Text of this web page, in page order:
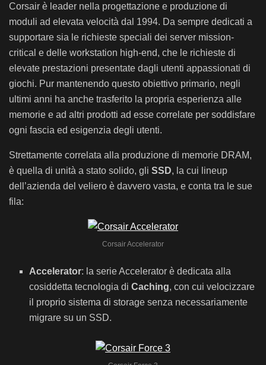
Corsair è leader nella progettazione e produzione di
moduli ad elevata velocità dal 1994. Da sempre dedicati a
supportare sia le richieste speciali dei server mission-
critical e delle workstation high-end, che le richieste di
elevate prestazioni presentate dagli utenti appassionati di
giochi. Pur mantenendo questo obiettivo primario, negli
ultimi anni ha anche trasferito la propria esperienza alle
memorie e ad altri prodotti ad esse correlate per soddisfare
ogni fascia ed esigenzia degli utenti.
Strettamente correlata alla produzione di memorie DRAM,
è quella di unità a stato solido, gli SSD, la cui lineup
dell’azienda del veliero è davvero vasta, e conta tra le sue
fila:
Corsair Accelerator
Accelerator: la serie Accelerator è dedicata alla
cosiddetta tecnologia diCaching, con cui velocizzare
il proprio sistema di storage senza necessariamente
migrare su un SSD.